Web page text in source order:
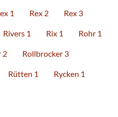
1 Rex 2 Rex 3
Rivers 1 Rix 1 Rohr 1
2 Rollbrocker 3
Rütten 1 Rycken 1